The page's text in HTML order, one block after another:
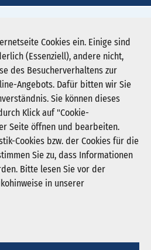
Cookies ein. Einige sind
(Essenziell), andere nicht,
des Besucherverhaltens zur
Angebots. Dafür bitten wir Sie
Sie können dieses
Klick auf "Cookie-
Seite öffnen und bearbeiten.
Cookies bzw. der Cookies für die
Sie zu, dass Informationen
Bitte lesen Sie vor der
in unserer
Nordrhein-